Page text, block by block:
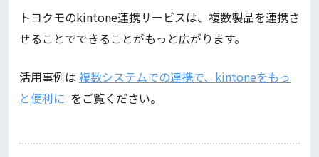
トヨクモのkintone連携サービスは、複数製品を連携さ
せることでできることがもっと広がります。
活用事例は 複数システムでの連携で、kintoneをもっ
と便利に をご覧ください。